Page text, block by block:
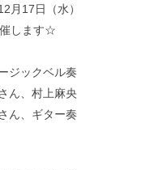
月17日（水）
します☆
ジックベル奏
ん、村上麻央
ん、ギター奏